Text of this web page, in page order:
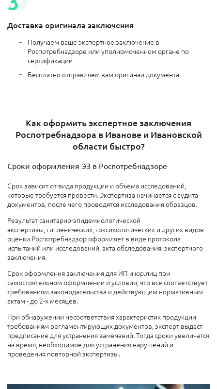
Доставка оригинала заключения
Получаем ваше экспертное заключение в
Роспотребнадзоре или уполномоченном органе по
сертификации
Бесплатно отправляем вам оригинал документа
Как оформить экспертное заключения
Роспотребнадзора в Иванове и Ивановской
области быстро?
Сроки оформления ЭЗ в Роспотребнадзоре
Срок зависит от вида продукции и объема исследований,
которые требуется провести. Экспертиза начинается с аудита
документов, после чего проводятся исследования образцов.
Результат санитарно-эпидемиологической
экспертизы, гигиенических, токсикологических и других видов
оценки Роспотребнадзор оформляет в виде протокола
испытаний или исследований, акта обследования, экспертного
заключения.
Срок оформления заключения для ИП и юр.лиц при
самостоятельном оформлении и условии, что все соответствует
требованиям законодательства и действующим нормативным
актам - до 2-х месяцев.
При обнаружении несоответствия характеристик продукции
требованиям регламентирующих документов, эксперт выдаст
предписание для устранения замечаний. Тогда сроки увеличатся
на время, необходимое для устранения нарушений и
проведения повторной экспертизы.